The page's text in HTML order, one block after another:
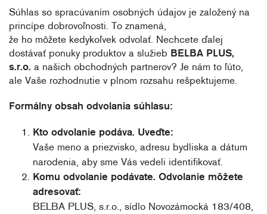
Súhlas so spracúvaním osobných údajov je založený na
princípe dobrovoľnosti. To znamená,
že ho môžete kedykoľvek odvolať. Nechcete ďalej
dostávať ponuky produktov a služieb BELBA PLUS,
s.r.o. a našich obchodných partnerov? Je nám to ľúto,
ale Vaše rozhodnutie v plnom rozsahu rešpektujeme.
Formálny obsah odvolania súhlasu:
Kto odvolanie podáva. Uveďte:
Vaše meno a priezvisko, adresu bydliska a dátum
narodenia, aby sme Vás vedeli identifikovať.
Komu odvolanie podávate. Odvolanie môžete
adresovať:
BELBA PLUS, s.r.o., sídlo Novozámocká 183/408,